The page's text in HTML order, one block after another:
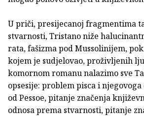
U priči, presijecanoj fragmentima
stvarnosti, Tristano niže
rata, fašizma pod Mussolinijem,
kojem je sudjelovao, proživljenih
komornom romanu nalazimo sve
opsesije: problem pisca i
od Pessoe, pitanje značenja
odnosa prema stvarnosti, pitanje